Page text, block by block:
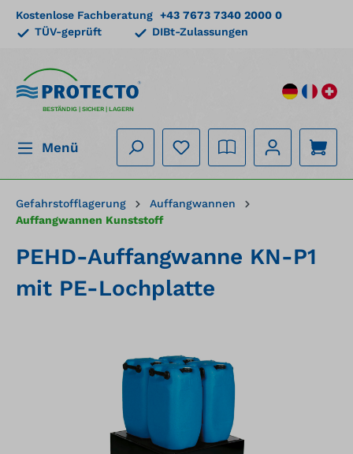
springen
Kostenlose Fachberatung +43 7673 7340 2000 0
TÜV-geprüft
DIBt-Zulassungen
BESTÄNDIG | SICHER | LAGERN
Menü
Gefahrstofflagerung
Auffangwannen
Auffangwannen Kunststoff
PEHD-Auffangwanne KN-P1
mit PE-Lochplatte
Bildergalerie überspringen